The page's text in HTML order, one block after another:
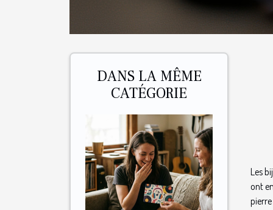
DANS LA MÊME
CATÉGORIE
Les
ont